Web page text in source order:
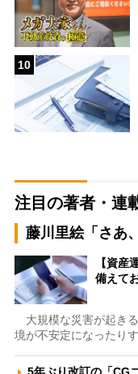
10
注目の著者・連
藤川里絵「さあ
【資産
備えて
大規模な災害が起き
境が不安定になったり